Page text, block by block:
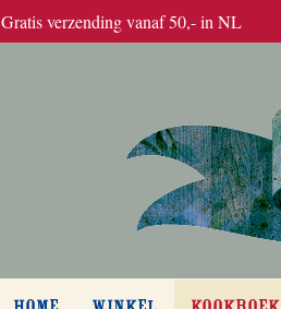
Gratis verzending vanaf 50,- in NL